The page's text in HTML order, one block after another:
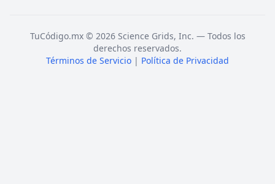
TuCódigo.mx © 2026 Science Grids, Inc. — Todos los
derechos reservados.
Términos de Servicio | Política de Privacidad